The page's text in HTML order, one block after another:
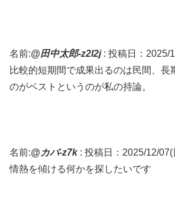
名前:@田中太郎-z2l2j: 投稿日：2025/
比較的短期間で成果出るのは民間、長
のがベストというのが私の持論。
名前:@カバ-z7k: 投稿日：2025/12/07(
情熱を傾ける何かを探したいです